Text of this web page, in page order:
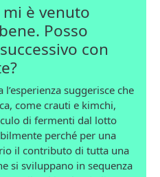
è venuto
Posso
con
suggerisce che
come crauti e kimchi,
di fermenti dal lotto
perché per una
il contributo di tutta una
si sviluppano in sequenza